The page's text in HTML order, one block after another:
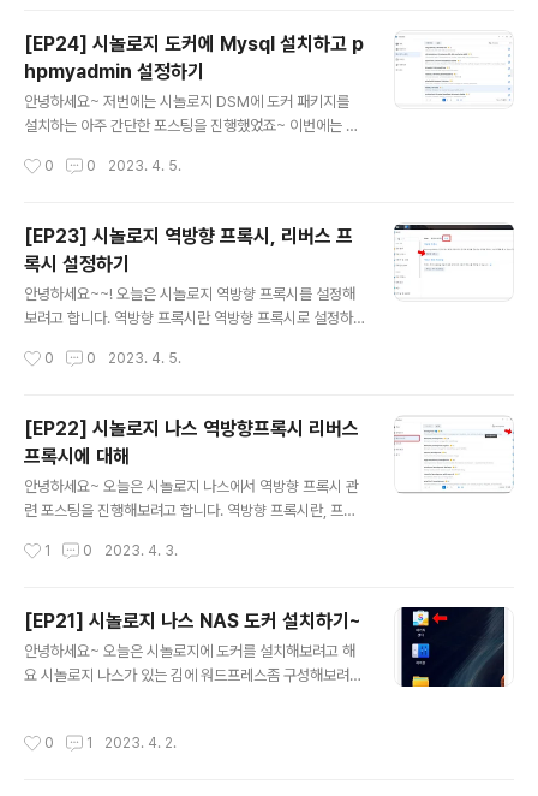
다다미길, 시키나엔 첫째날 - 시내 탐방 ■ 장소 - 국제거
리, 뉴파라다이스 거리, 우키시마거리, 츠보야아치문 거리
오키나와가 아무래도 섬이고 일본의 제주도 같은 느낌이다
보니, 시내 주변이 쇼핑거리가 많고 맛집이 많더라고요. 조
금 나가면 없음.. 저는 첫날 숙소를 국제거리 시작점 정도로
리이죠~ [국제거리] 류보 백화점은 국제시장 시작점으로
[EP24] 시놀로지 도커에 Mysql 설치하고 p
hpmyadmin 설정하기
안녕하세요~ 저번에는 시놀로지 DSM에 도커 패키지를
설치하는 아주 간단한 포스팅을 진행했었죠~ 이번에는 이
가 MYSQL, phpmyadmin 이미지 생성 저는 MySQL
식 mysql을 다운받아주세요 다운로드를 클릭하면 어떤
버전을 다운받을 건지 선택하는 창이 나옵니다. 저는 추후
워드프레스 연동을 고려하여 최신버전이 아닌 5.7로 선택
해줬어요 다운받고자 하는 버전을 클릭해줍니다. 이미지
항목으로 가봅시다. mysql 이 다운받아진걸 확인할 수 있
고 깜박이지 않으면 다 다운된거예요 phpmyadmin도 같
0 0 2023. 4. 5.
[EP23] 시놀로지 역방향 프록시, 리버스 프
록시 설정하기
안녕하세요~~! 오늘은 시놀로지 역방향 프록시를 설정해
보려고 합니다. 역방향 프록시란 역방향 프록시로 설정하
려고 해요. 근데 글이 길어질거같아서 포스팅을 나눠 진행
법 먼저 역방향 프록시는 web을 통해 접근하기 때문에 IP
TIME 상에서 https에 해당하는 443포트랑 http에 해당
하는 80번 포트가 열려있어야합니다. IPTIME 포트포워드
설정화면에서 https, http 포트 규칙이 등록되어있는지 체
크를 먼저 해줍시다. (사실 https만 있어도 되긴 하지만..
시놀로지 NAS 내부 IP예요 혹시 iptime 설정 ..
0 0 2023. 4. 5.
[EP22] 시놀로지 나스 역방향프록시 리버스
프록시에 대해
안녕하세요~ 오늘은 시놀로지 나스에서 역방향 프록시 관
련 포스팅을 진행해보려고 합니다. 역방향 프록시란, 프록
점 역방향 프록시 설정하는 점 요렇게 알아보려고 해요. 근
다. 오늘은 역방향프록시에 대한 설명만 진행해보려고 하
는데, 역방향 프록시 설정하는 법이 궁금하신 분들은 바로
아래 포스팅으로 이동해주세요. ▶ 2023.04.05 - [별걸
다하는 IT/NAS 나스] - [EP23] 시놀로지 역방향 프록시,
하기 좀 더 쉬운데요 프록시 (Forward Proxy)가 리버스
1 0 2023. 4. 3.
[EP21] 시놀로지 나스 NAS 도커 설치하기~
안녕하세요~ 오늘은 시놀로지에 도커를 설치해보려고 해
요 시놀로지 나스가 있는 김에 워드프레스좀 구성해보려
티스토리로 갔다가 워드프레스로 가는건 뭔가 블로거의 수
0 1 2023. 4. 2.